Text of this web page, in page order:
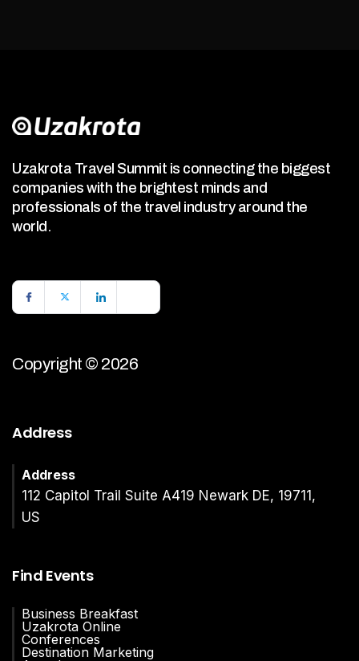
Uzakrota Travel Summit is connecting the biggest
companies with the brightest minds and
professionals of the travel industry around the
world.
Copyright © 2026
Address
Address
112 Capitol Trail Suite A419 Newark DE, 19711,
US
Find Events
Business Breakfast
Uzakrota Online
Conferences
Destination Marketing